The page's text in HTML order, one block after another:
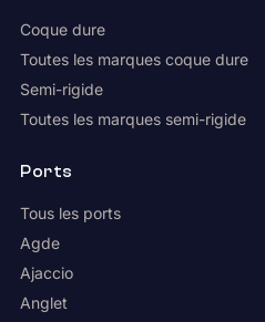
Coque dure
Toutes les marques coque dure
Semi-rigide
Toutes les marques semi-rigide
Ports
Tous les ports
Agde
Ajaccio
Anglet